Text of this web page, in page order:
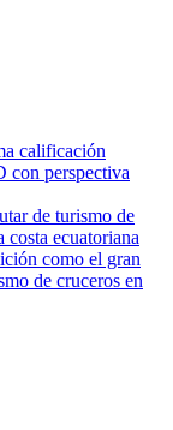
calificación
con perspectiva
de turismo de
costa ecuatoriana
como el gran
de cruceros en